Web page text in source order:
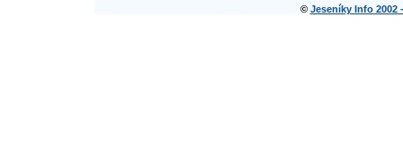
© Jeseníky Info 2002